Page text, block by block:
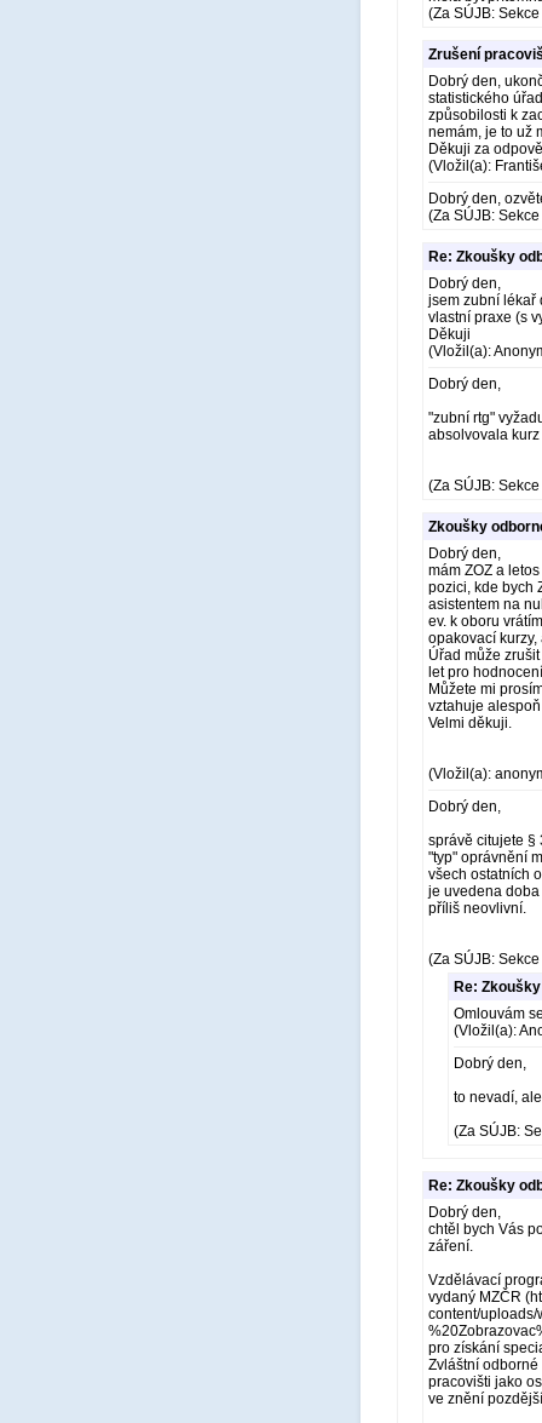
(Za SÚJB:
Zrušení
Dobrý den,
statistického
způsobilosti k
nemám, je to už
Děkuji za
(Vložil(a):
Dobrý den,
(Za SÚJB:
Re: Zkoušky
Dobrý den,
jsem zubní lékař
vlastní praxe (s
Děkuji
(Vložil(a):
Dobrý den,
"zubní rtg"
absolvovala
(Za SÚJB:
Zkoušky
Dobrý den,
mám ZOZ a
pozici, kde bych
asistentem na
ev. k oboru
opakovací kurzy,
Úřad může
let pro
Můžete mi
vztahuje
Velmi děkuji.
(Vložil(a):
Dobrý den,
správě citujete §
"typ" oprávnění
všech ostatních
je uvedena
příliš neovlivní.
(Za SÚJB:
Re:
Omlouvám
(Vložil(a):
Dobrý den,
to nevadí,
(Za SÚJB:
Re: Zkoušky
Dobrý den,
chtěl bych Vás
záření.
Vzdělávací
vydaný MZČR
content/
pro získání
Zvláštní
pracovišti jako
ve znění